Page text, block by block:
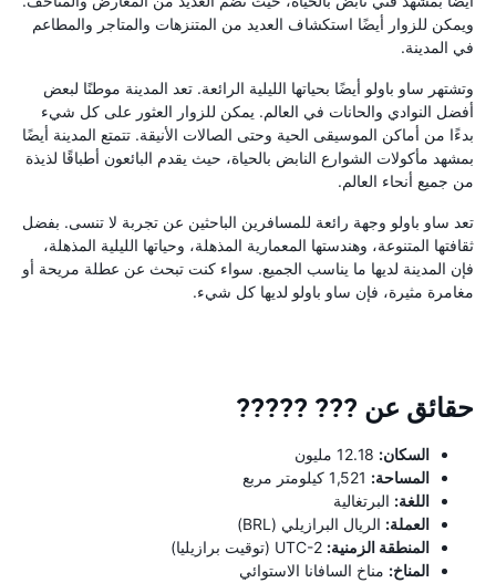
ويمكن للزوار أيضًا استكشاف العديد من المتنزهات والمتاجر والمطاعم
في المدينة.
وتشتهر ساو باولو أيضًا بحياتها الليلية الرائعة. تعد المدينة موطنًا لبعض
أفضل النوادي والحانات في العالم. يمكن للزوار العثور على كل شيء
بدءًا من أماكن الموسيقى الحية وحتى الصالات الأنيقة. تتمتع المدينة أيضًا
بمشهد مأكولات الشوارع النابض بالحياة، حيث يقدم البائعون أطباقًا لذيذة
من جميع أنحاء العالم.
تعد ساو باولو وجهة رائعة للمسافرين الباحثين عن تجربة لا تنسى. بفضل
ثقافتها المتنوعة، وهندستها المعمارية المذهلة، وحياتها الليلية المذهلة،
فإن المدينة لديها ما يناسب الجميع. سواء كنت تبحث عن عطلة مريحة أو
مغامرة مثيرة، فإن ساو باولو لديها كل شيء.
حقائق عن ??? ?????
السكان:
المساحة:
اللغة: البرتغالية
العملة: الريال البرازيلي (BRL)
المنطقة الزمنية:
المناخ: مناخ السافانا الاستوائي